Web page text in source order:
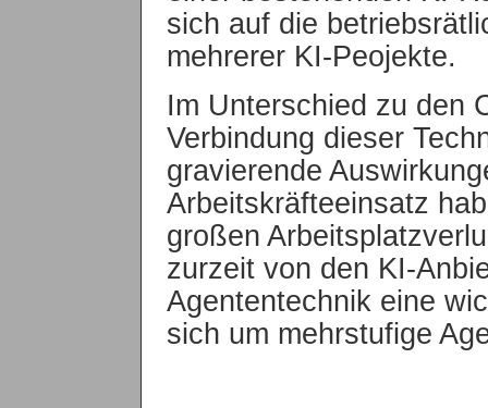
sich auf die
mehrerer KI-Peojekte.
Im Unterschied zu den
Verbindung dieser
gravierende
Arbeitskräfteeinsatz
großen
zurzeit von den KI-
Agententechnik eine
sich um mehrstufige